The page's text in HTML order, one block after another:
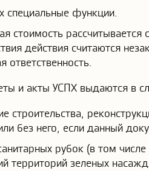
специальные функции.
стоимость
действия считаются
ответственность.
и акты УСПХ выдаются в
строительства,
без него, если данный
рубок (в том
территорий зеленых